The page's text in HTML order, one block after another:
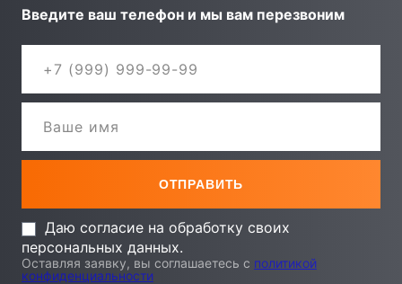
Введите ваш телефон и мы вам перезвоним
Даю согласие на обработку своих
персональных данных.
Оставляя заявку, вы соглашаетесь с политикой
конфиденциальности